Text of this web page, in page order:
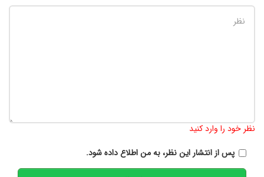
نظر خود را وارد کنید
پس از انتشار این نظر، به من اطلاع داده شود.